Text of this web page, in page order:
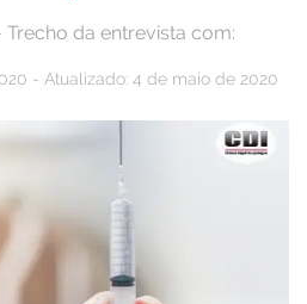
Trecho da entrevista com:
- Atualizado: 4 de maio de 2020